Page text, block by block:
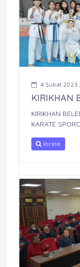
4 Şubat 2023
KIRIKHAN
KIRIKHAN
KARATE
İncele